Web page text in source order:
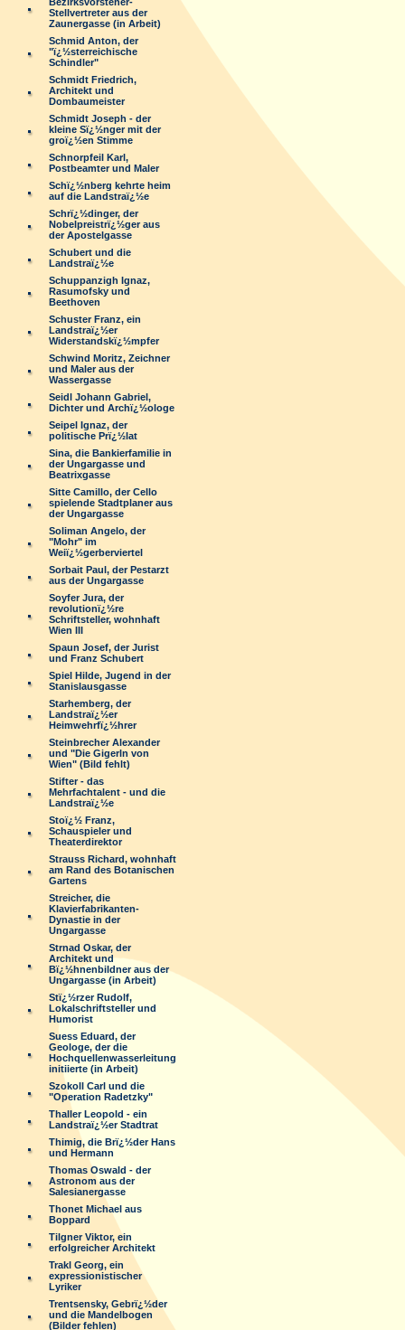
Stellvertreter aus der
Zaunergasse (in Arbeit)
Schmid Anton, der
"ï¿½sterreichische
Schindler"
Schmidt Friedrich,
Architekt und
Dombaumeister
Schmidt Joseph - der
kleine Sï¿½nger mit der
groï¿½en Stimme
Schnorpfeil Karl,
Postbeamter und Maler
Schï¿½nberg kehrte heim
auf die Landstraï¿½e
Schrï¿½dinger, der
Nobelpreistrï¿½ger aus
der Apostelgasse
Schubert und die
Landstraï¿½e
Schuppanzigh Ignaz,
Rasumofsky und
Beethoven
Schuster Franz, ein
Landstraï¿½er
Widerstandskï¿½mpfer
Schwind Moritz, Zeichner
und Maler aus der
Wassergasse
Seidl Johann Gabriel,
Dichter und Archï¿½ologe
Seipel Ignaz, der
politische Prï¿½lat
Sina, die Bankierfamilie in
der Ungargasse und
Beatrixgasse
Sitte Camillo, der Cello
spielende Stadtplaner aus
der Ungargasse
Soliman Angelo, der
"Mohr" im
Weiï¿½gerberviertel
Sorbait Paul, der Pestarzt
aus der Ungargasse
Soyfer Jura, der
revolutionï¿½re
Schriftsteller, wohnhaft
Wien III
Spaun Josef, der Jurist
und Franz Schubert
Spiel Hilde, Jugend in der
Stanislausgasse
Starhemberg, der
Landstraï¿½er
Heimwehrfï¿½hrer
Steinbrecher Alexander
und "Die Gigerln von
Wien" (Bild fehlt)
Stifter - das
Mehrfachtalent - und die
Landstraï¿½e
Stoï¿½ Franz,
Schauspieler und
Theaterdirektor
Strauss Richard, wohnhaft
am Rand des Botanischen
Gartens
Streicher, die
Klavierfabrikanten-
Dynastie in der
Ungargasse
Strnad Oskar, der
Architekt und
Bï¿½hnenbildner aus der
Ungargasse (in Arbeit)
Stï¿½rzer Rudolf,
Lokalschriftsteller und
Humorist
Suess Eduard, der
Geologe, der die
Hochquellenwasserleitung
initiierte (in Arbeit)
Szokoll Carl und die
"Operation Radetzky"
Thaller Leopold - ein
Landstraï¿½er Stadtrat
Thimig, die Brï¿½der Hans
und Hermann
Thomas Oswald - der
Astronom aus der
Salesianergasse
Thonet Michael aus
Boppard
Tilgner Viktor, ein
erfolgreicher Architekt
Trakl Georg, ein
expressionistischer
Lyriker
Trentsensky, Gebrï¿½der
und die Mandelbogen
(Bilder fehlen)